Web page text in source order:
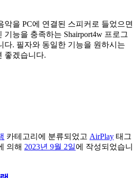
악을 PC에 연결된 스피커로 들었으면
능을 충족하는 Shairport4w 프로그
다. 필자와 동일한 기능을 원하시는
좋겠습니다.
카테고리에 분류되었고 AirPlay 태그
의해 2023년 9월 2일에 작성되었습니